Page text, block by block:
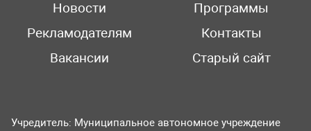
Новости
Программы
Рекламодателям
Контакты
Вакансии
Старый сайт
Учредитель: Муниципальное автономное учреждение